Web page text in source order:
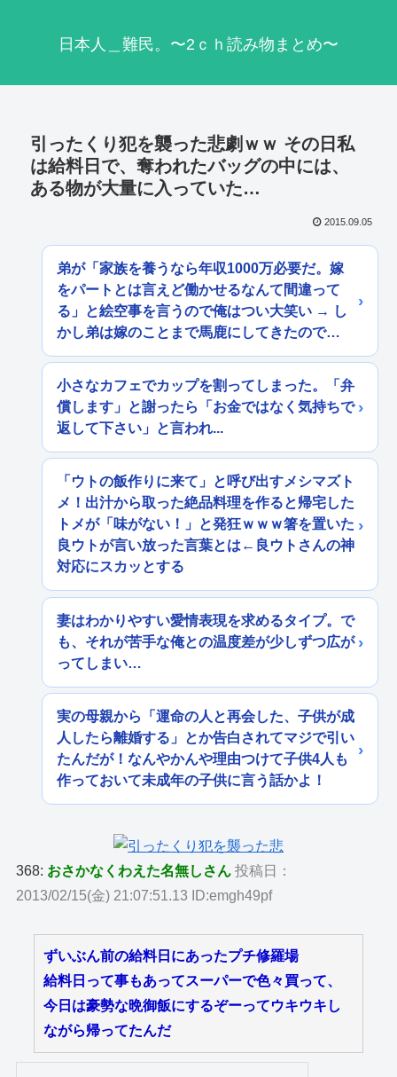
日本人＿難民。〜2ｃｈ読み物まとめ〜
引ったくり犯を襲った悲劇ｗｗ その日私
は給料日で、奪われたバッグの中には、
ある物が大量に入っていた…
2015.09.05
弟が「家族を養うなら年収1000万必要だ。嫁
をパートとは言えど働かせるなんて間違って
る」と絵空事を言うので俺はつい大笑い → し
かし弟は嫁のことまで馬鹿にしてきたので…
小さなカフェでカップを割ってしまった。「弁
償します」と謝ったら「お金ではなく気持ちで
返して下さい」と言われ...
「ウトの飯作りに来て」と呼び出すメシマズト
メ！出汁から取った絶品料理を作ると帰宅した
トメが「味がない！」と発狂ｗｗｗ箸を置いた
良ウトが言い放った言葉とは←良ウトさんの神
対応にスカッとする
妻はわかりやすい愛情表現を求めるタイプ。で
も、それが苦手な俺との温度差が少しずつ広が
ってしまい…
実の母親から「運命の人と再会した、子供が成
人したら離婚する」とか告白されてマジで引い
たんだが！なんやかんや理由つけて子供4人も
作っておいて未成年の子供に言う話かよ！
368: おさかなくわえた名無しさん 投稿日：
2013/02/15(金) 21:07:51.13 ID:emgh49pf
ずいぶん前の給料日にあったプチ修羅場
給料日って事もあってスーパーで色々買って、
今日は豪勢な晩御飯にするぞーってウキウキし
ながら帰ってたんだ